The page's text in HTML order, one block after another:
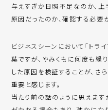
与えすぎか日照不足なのか、
原因だったのか、確認する必要
ビジネスシーンにおいて「トラ
葉ですが、やみくもに何度も繰
した原因を検証することが、さ
重要と感じます。
当たり前の話のように思えます